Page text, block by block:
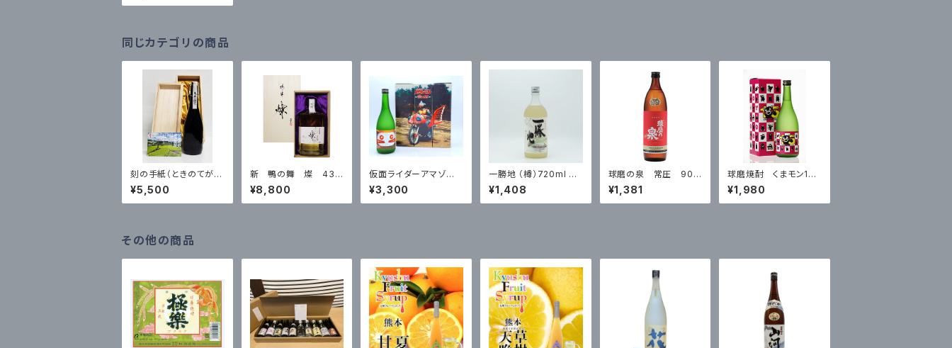
同じカテゴリの商品
刻の手紙（ときのてが
み）720ml 28度 ※
数量限定品
¥5,500
新 鴨の舞 燦 43
度 720ml 箱入
¥8,800
仮面ライダーアマゾ
ン 誉の露720ml 箱
入 25度 ※ミニミニ
アクリルスタンド付き
¥3,300
一勝地 （樽）720ml 箱
入
¥1,408
球磨の泉 常圧 900
ml
¥1,381
球磨焼酎 くまモン15
周年ラベル リッチタイ
プ
¥1,980
その他の商品